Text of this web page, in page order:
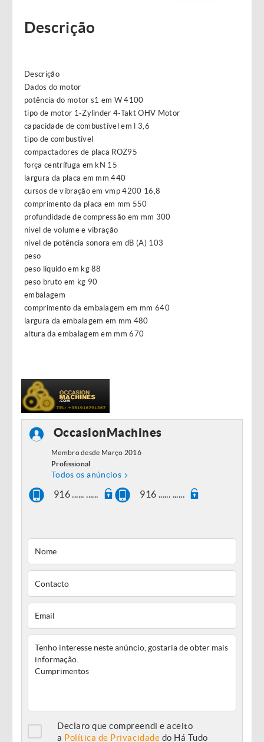
Descrição
Descrição
Dados do motor
potência do motor s1 em W 4100
tipo de motor 1-Zylinder 4-Takt OHV Motor
capacidade de combustível em l 3,6
tipo de combustível
compactadores de placa ROZ95
força centrífuga em kN 15
largura da placa em mm 440
cursos de vibração em vmp 4200 16,8
comprimento da placa em mm 550
profundidade de compressão em mm 300
nível de volume e vibração
nível de potência sonora em dB (A) 103
peso
peso líquido em kg 88
peso bruto em kg 90
embalagem
comprimento da embalagem em mm 640
largura da embalagem em mm 480
altura da embalagem em mm 670
OccasionMachines
Membro desde Março 2016
Profissional
Todos os anúncios
916 ...... ...... 916 ...... ......
Declaro que compreendi e aceito
a Política de Privacidade do Há Tudo